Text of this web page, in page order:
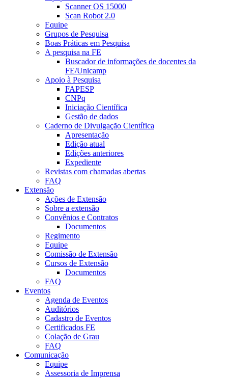
Scanner OS 15000
Scan Robot 2.0
Equipe
Grupos de Pesquisa
Boas Práticas em Pesquisa
A pesquisa na FE
Buscador de informações de docentes da
FE/Unicamp
Apoio à Pesquisa
FAPESP
CNPq
Iniciação Científica
Gestão de dados
Caderno de Divulgação Científica
Apresentação
Edição atual
Edições anteriores
Expediente
Revistas com chamadas abertas
FAQ
Extensão
Ações de Extensão
Sobre a extensão
Convênios e Contratos
Documentos
Regimento
Equipe
Comissão de Extensão
Cursos de Extensão
Documentos
FAQ
Eventos
Agenda de Eventos
Auditórios
Cadastro de Eventos
Certificados FE
Colação de Grau
FAQ
Comunicação
Equipe
Assessoria de Imprensa